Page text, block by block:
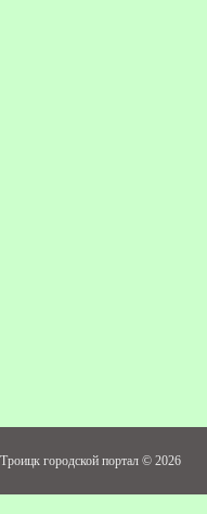
Троицк городской портал © 2026